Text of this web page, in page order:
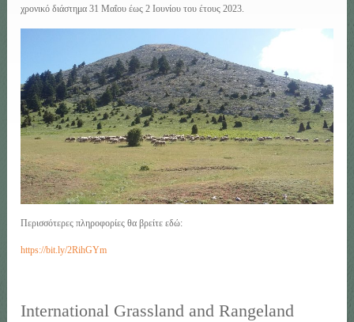
χρονικό διάστημα 31 Μαΐου έως 2 Ιουνίου του έτους 2023.
Περισσότερες πληροφορίες θα βρείτε εδώ:
https://bit.ly/2RihGYm
International Grassland and Rangeland